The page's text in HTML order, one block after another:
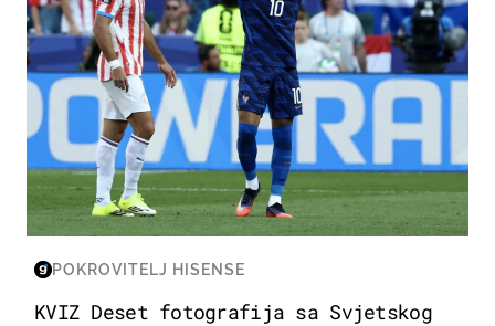
POKROVITELJ HISENSE
KVIZ Deset fotografija sa Svjetskog